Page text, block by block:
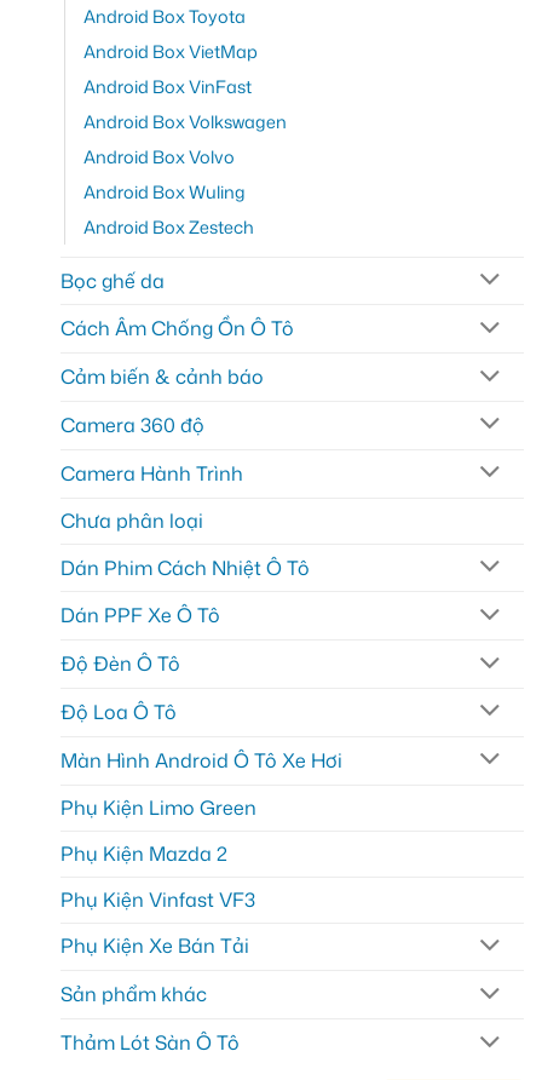
Android Box Toyota
Android Box VietMap
Android Box VinFast
Android Box Volkswagen
Android Box Volvo
Android Box Wuling
Android Box Zestech
Bọc ghế da
Cách Âm Chống Ồn Ô Tô
Cảm biến & cảnh báo
Camera 360 độ
Camera Hành Trình
Chưa phân loại
Dán Phim Cách Nhiệt Ô Tô
Dán PPF Xe Ô Tô
Độ Đèn Ô Tô
Độ Loa Ô Tô
Màn Hình Android Ô Tô Xe Hơi
Phụ Kiện Limo Green
Phụ Kiện Mazda 2
Phụ Kiện Vinfast VF3
Phụ Kiện Xe Bán Tải
Sản phẩm khác
Thảm Lót Sàn Ô Tô